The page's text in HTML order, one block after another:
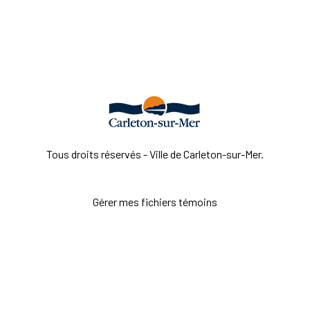
Tous droits réservés - Ville de Carleton-sur-Mer.
Gérer mes fichiers témoins